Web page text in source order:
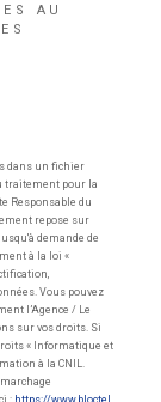
AU
dans un fichier
traitement pour la
Responsable du
repose sur
demande de
à la loi «
Vous pouvez
l’Agence / Le
sur vos droits. Si
« Informatique et
à la CNIL.
: https://www.bloctel.